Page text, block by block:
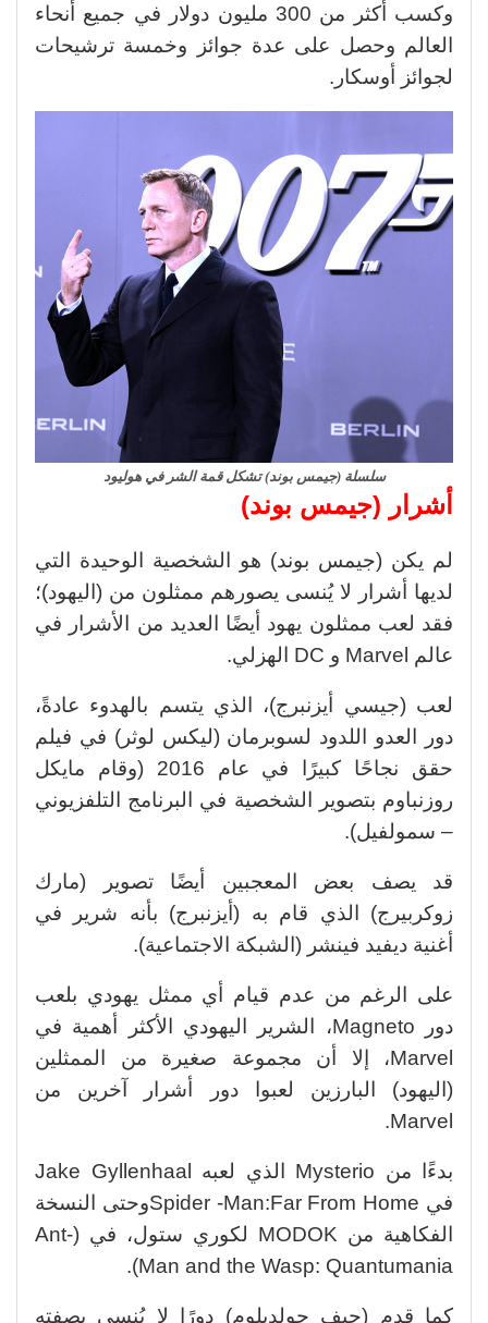
وكسب أكثر من 300 مليون دولار في جميع أنحاء
العالم وحصل على عدة جوائز وخمسة ترشيحات
لجوائز أوسكار.
سلسلة (جيمس بوند) تشكل قمة الشر في هوليود
أشرار (جيمس بوند)
لم يكن (جيمس بوند) هو الشخصية الوحيدة التي
لديها أشرار لا يُنسى يصورهم ممثلون من (اليهود)؛
فقد لعب ممثلون يهود أيضًا العديد من الأشرار في
عالم Marvel و DC الهزلي.
لعب (جيسي أيزنبرج)، الذي يتسم بالهدوء عادةً،
دور العدو اللدود لسوبرمان (ليكس لوثر) في فيلم
حقق نجاحًا كبيرًا في عام 2016 (وقام مايكل
روزنباوم بتصوير الشخصية في البرنامج التلفزيوني
– سمولفيل).
قد يصف بعض المعجبين أيضًا تصوير (مارك
زوكربيرج) الذي قام به (أيزنبرج) بأنه شرير في
أغنية ديفيد فينشر (الشبكة الاجتماعية).
على الرغم من عدم قيام أي ممثل يهودي بلعب
دور Magneto، الشرير اليهودي الأكثر أهمية في
Marvel، إلا أن مجموعة صغيرة من الممثلين
(اليهود) البارزين لعبوا دور أشرار آخرين من
Marvel.
بدءًا من Mysterio الذي لعبه Jake Gyllenhaal
في Spider -Man:Far From Homeوحتى النسخة
الفكاهية من MODOK لكوري ستول، في (Ant-
Man and the Wasp: Quantumania).
كما قدم (جيف جولدبلوم) دورًا لا يُنسى بصفته